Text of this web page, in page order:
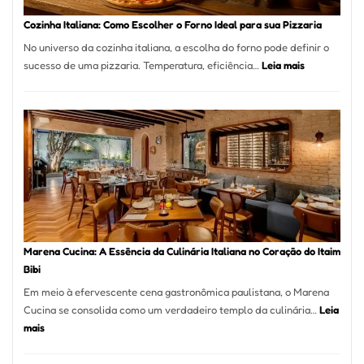
Portal
Resolver
Isso
Cozinha Italiana: Como Escolher o Forno Ideal para sua Pizzaria
No universo da cozinha italiana, a escolha do forno pode definir o
sucesso de uma pizzaria. Temperatura, eficiência…Leia mais:
Como
Escolher
o
Forno
Ideal
para
sua
Pizzaria
Marena Cucina: A Essência da Culinária Italiana no Coração do Itaim
Bibi
Em meio à efervescente cena gastronômica paulistana, o Marena
Cucina se consolida como um verdadeiro templo da culinária… Leia
mais: